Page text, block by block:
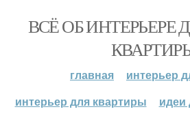
ВСЁ ОБ ИНТЕРЬЕРЕ
главная
интерьер
интерьер для квартиры
идеи